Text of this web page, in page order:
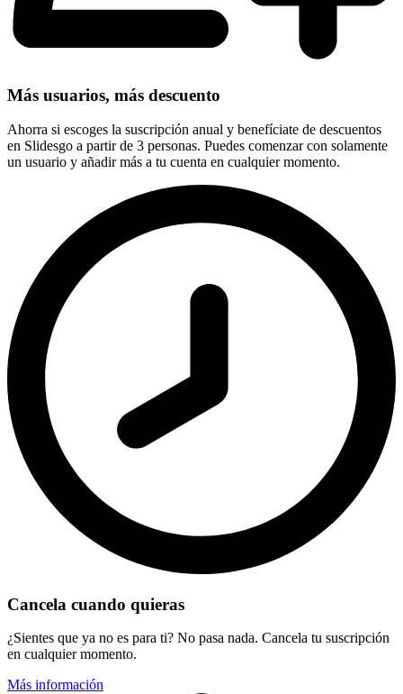
Más usuarios, más descuento
Ahorra si escoges la suscripción anual y benefíciate de descuentos
en Slidesgo a partir de 3 personas. Puedes comenzar con solamente
un usuario y añadir más a tu cuenta en cualquier momento.
Cancela cuando quieras
¿Sientes que ya no es para ti? No pasa nada. Cancela tu suscripción
en cualquier momento.
Más información